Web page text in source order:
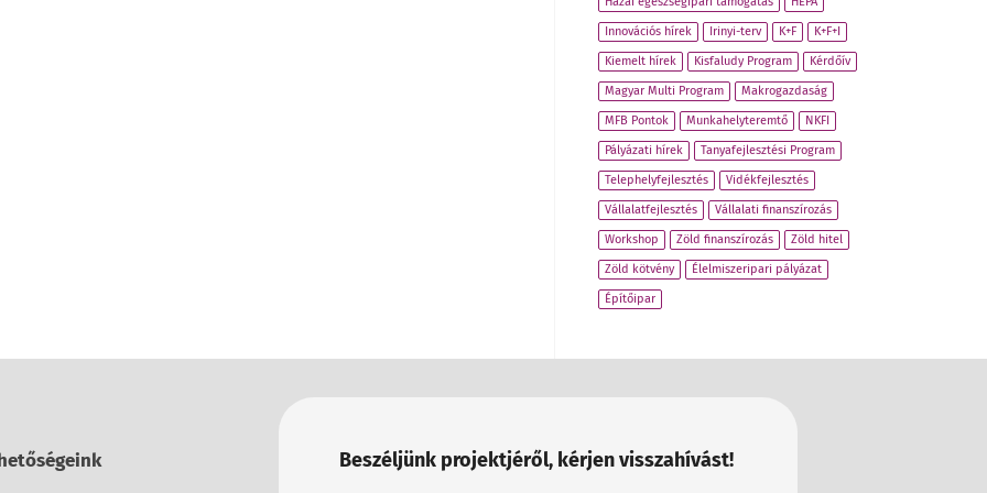
Innovációs hírek Irinyi-terv K+F K+F+I
Kiemelt hírek Kisfaludy Program Kérdőív
Magyar Multi Program Makrogazdaság
MFB Pontok Munkahelyteremtő NKFI
Pályázati hírek Tanyafejlesztési Program
Telephelyfejlesztés Vidékfejlesztés
Vállalatfejlesztés Vállalati finanszírozás
Workshop Zöld finanszírozás Zöld hitel
Zöld kötvény Élelmiszeripari pályázat
Építőipar
Beszéljünk projektjéről, kérjen visszahívást!